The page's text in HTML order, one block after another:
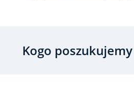
Kogo poszukujemy